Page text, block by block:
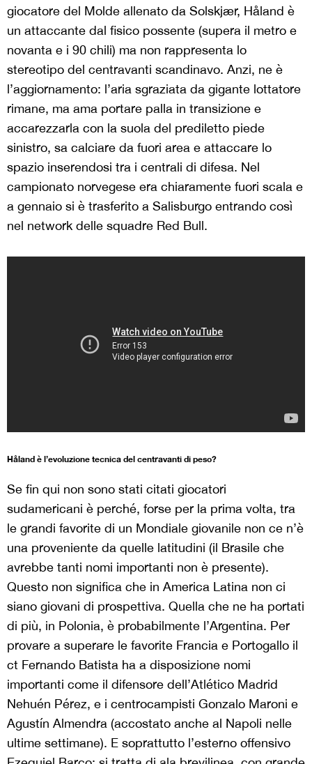
giocatore del Molde allenato da Solskjær, Håland è
un attaccante dal fisico possente (supera il metro e
novanta e i 90 chili) ma non rappresenta lo
stereotipo del centravanti scandinavo. Anzi, ne è
l’aggiornamento: l’aria sgraziata da gigante lottatore
rimane, ma ama portare palla in transizione e
accarezzarla con la suola del prediletto piede
sinistro, sa calciare da fuori area e attaccare lo
spazio inserendosi tra i centrali di difesa. Nel
campionato norvegese era chiaramente fuori scala e
a gennaio si è trasferito a Salisburgo entrando così
nel network delle squadre Red Bull.
Håland è l’evoluzione tecnica del centravanti di peso?
Se fin qui non sono stati citati giocatori
sudamericani è perché, forse per la prima volta, tra
le grandi favorite di un Mondiale giovanile non ce n’è
una proveniente da quelle latitudini (il Brasile che
avrebbe tanti nomi importanti non è presente).
Questo non significa che in America Latina non ci
siano giovani di prospettiva. Quella che ne ha portati
di più, in Polonia, è probabilmente l’Argentina. Per
provare a superare le favorite Francia e Portogallo il
ct Fernando Batista ha a disposizione nomi
importanti come il difensore dell’Atlético Madrid
Nehuén Pérez, e i centrocampisti Gonzalo Maroni e
Agustín Almendra (accostato anche al Napoli nelle
ultime settimane). E soprattutto l’esterno offensivo